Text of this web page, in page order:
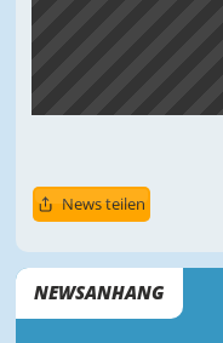
News teilen
NEWSANHANG